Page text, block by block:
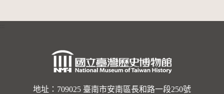
地址：709025 臺南市安南區長和路一段250號